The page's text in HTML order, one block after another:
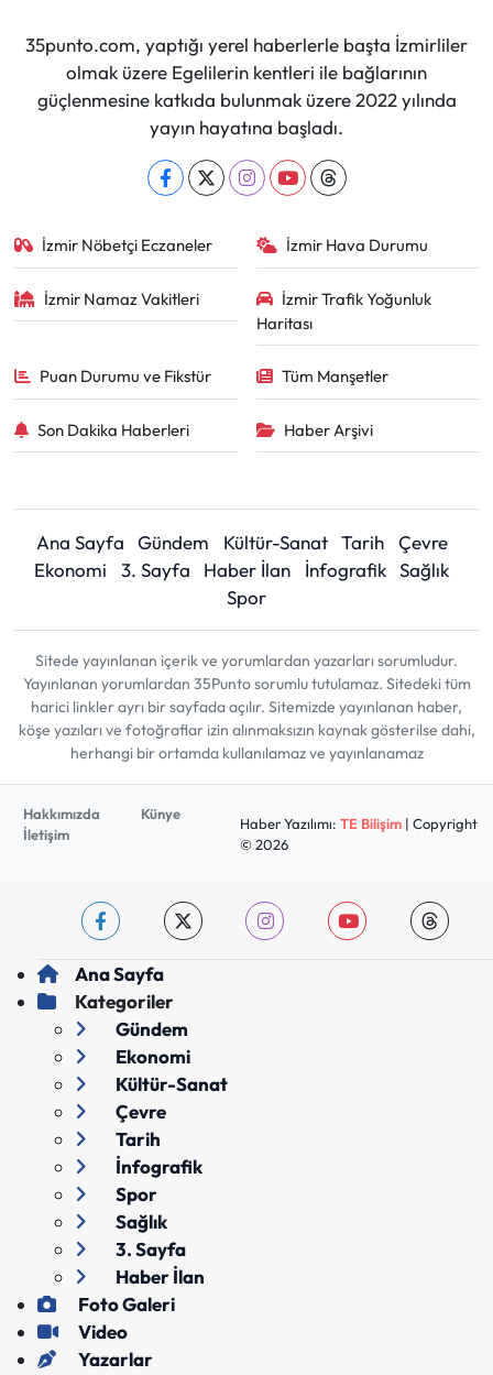
35punto.com, yaptığı yerel haberlerle başta İzmirliler
olmak üzere Egelilerin kentleri ile bağlarının
güçlenmesine katkıda bulunmak üzere 2022 yılında
yayın hayatına başladı.
İzmir Nöbetçi Eczaneler İzmir Hava Durumu
İzmir Namaz Vakitleri
İzmir Trafik Yoğunluk
Haritası
Puan Durumu ve Fikstür Tüm Manşetler
Son Dakika Haberleri Haber Arşivi
Ana Sayfa Gündem Kültür-Sanat Tarih
Çevre
Ekonomi
3. Sayfa Haber İlan İnfografik Sağlık
Spor
Sitede yayınlanan içerik ve yorumlardan yazarları sorumludur.
Yayınlanan yorumlardan 35Punto sorumlu tutulamaz. Sitedeki tüm
harici linkler ayrı bir sayfada açılır. Sitemizde yayınlanan haber,
köşe yazıları ve fotoğraflar izin alınmaksızın kaynak gösterilse dahi,
herhangi bir ortamda kullanılamaz ve yayınlanamaz
Hakkımızda
Künye
İletişim
Haber Yazılımı: TE Bilişim| Copyright
© 2026
Ana Sayfa
Kategoriler
Gündem
Ekonomi
Kültür-Sanat
Çevre
Tarih
İnfografik
Spor
Sağlık
3. Sayfa
Haber İlan
Foto Galeri
Video
Yazarlar